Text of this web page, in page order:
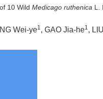
10 Wild Medicago ruthenica L.
Wei-ye1, GAO Jia-he1,